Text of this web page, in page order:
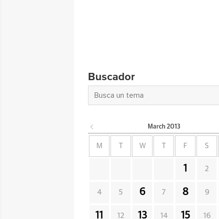
Buscador
March 2013
M W F S
1 2
4 5 6 7 8 9
11 12 13 14 15 16